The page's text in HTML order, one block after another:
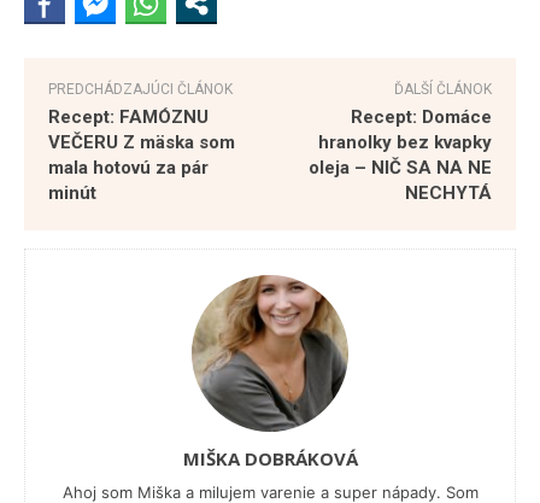
PREDCHÁDZAJÚCI ČLÁNOK
Recept: FAMÓZNU
VEČERU Z mäska som
mala hotovú za pár
minút
ĎALŠÍ ČLÁNOK
Recept: Domáce
hranolky bez kvapky
oleja – NIČ SA NA NE
NECHYTÁ
MIŠKA DOBRÁKOVÁ
Ahoj som Miška a milujem varenie a super nápady. Som